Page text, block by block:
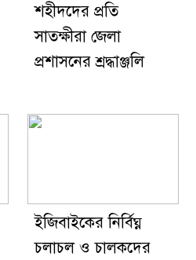
শহীদদের প্রতি
সাতক্ষীরা জেলা
প্রশাসনের শ্রদ্ধাঞ্জলি
ইজিবাইকের নির্বিঘ্ন
চলাচল ও চালকদের